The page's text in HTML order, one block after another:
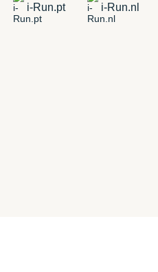
i-Run.pt i-Run.nl